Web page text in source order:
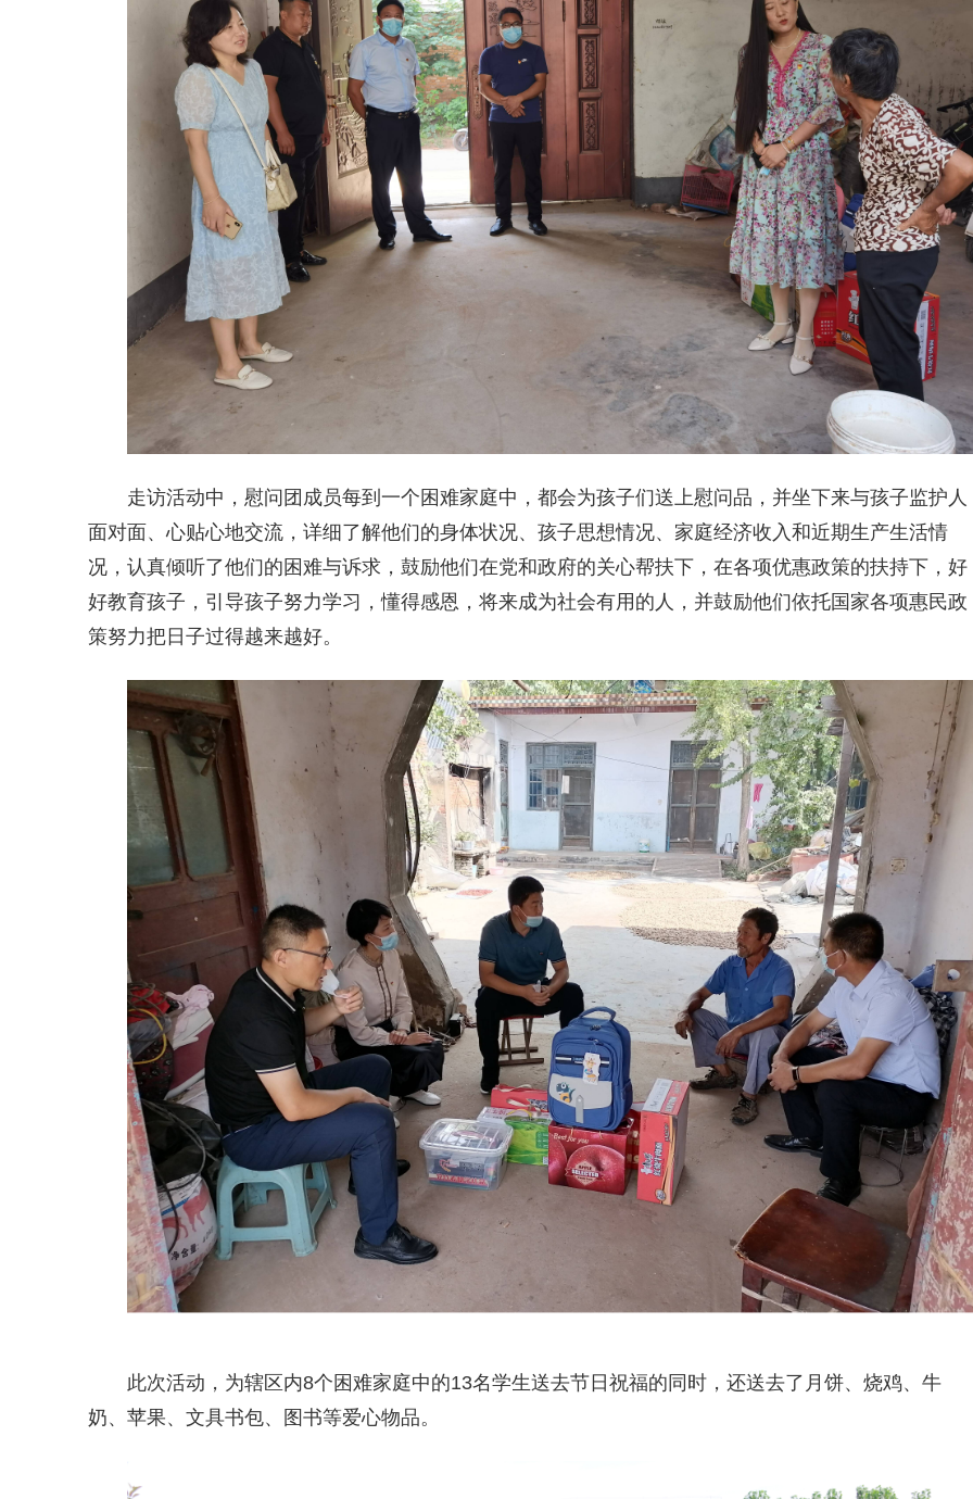
走访活动中，慰问团成员每到一个困难家庭中，都会为孩子们送上慰问品，并坐下来与孩子监护人
面对面、心贴心地交流，详细了解他们的身体状况、孩子思想情况、家庭经济收入和近期生产生活情
况，认真倾听了他们的困难与诉求，鼓励他们在党和政府的关心帮扶下，在各项优惠政策的扶持下，好
好教育孩子，引导孩子努力学习，懂得感恩，将来成为社会有用的人，并鼓励他们依托国家各项惠民政
策努力把日子过得越来越好。
此次活动，为辖区内8个困难家庭中的13名学生送去节日祝福的同时，还送去了月饼、烧鸡、牛
奶、苹果、文具书包、图书等爱心物品。